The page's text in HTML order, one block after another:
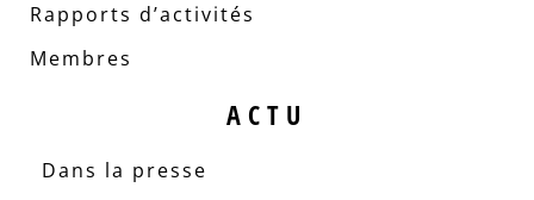
Rapports d’activités
Membres
ACTU
Dans la presse